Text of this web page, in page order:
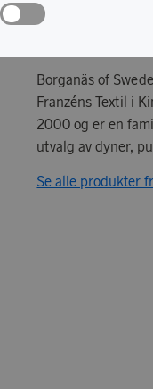
Borganäs of
Franzéns Textil i
2000 og er en
utvalg av dyner,
Se alle produkter